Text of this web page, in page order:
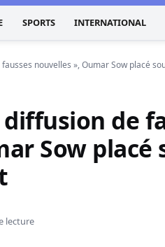
SPORTS INTERNATIONAL
nouvelles », Oumar Sow placé
de
Sow placé
lecture